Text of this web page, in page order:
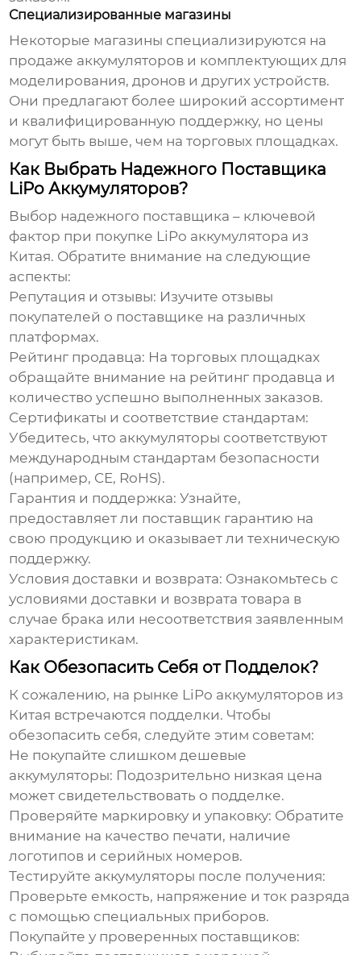
Специализированные магазины
Некоторые магазины специализируются на
продаже аккумуляторов и комплектующих для
моделирования, дронов и других устройств.
Они предлагают более широкий ассортимент
и квалифицированную поддержку, но цены
могут быть выше, чем на торговых площадках.
Как Выбрать Надежного Поставщика
LiPo Аккумуляторов?
Выбор надежного поставщика – ключевой
фактор при покупке LiPo аккумулятора из
Китая. Обратите внимание на следующие
аспекты:
Репутация и отзывы: Изучите отзывы
покупателей о поставщике на различных
платформах.
Рейтинг продавца: На торговых площадках
обращайте внимание на рейтинг продавца и
количество успешно выполненных заказов.
Сертификаты и соответствие стандартам:
Убедитесь, что аккумуляторы соответствуют
международным стандартам безопасности
(например, CE, RoHS).
Гарантия и поддержка: Узнайте,
предоставляет ли поставщик гарантию на
свою продукцию и оказывает ли техническую
поддержку.
Условия доставки и возврата: Ознакомьтесь с
условиями доставки и возврата товара в
случае брака или несоответствия заявленным
характеристикам.
Как Обезопасить Себя от Подделок?
К сожалению, на рынке LiPo аккумуляторов из
Китая встречаются подделки. Чтобы
обезопасить себя, следуйте этим советам:
Не покупайте слишком дешевые
аккумуляторы: Подозрительно низкая цена
может свидетельствовать о подделке.
Проверяйте маркировку и упаковку: Обратите
внимание на качество печати, наличие
логотипов и серийных номеров.
Тестируйте аккумуляторы после получения:
Проверьте емкость, напряжение и ток разряда
с помощью специальных приборов.
Покупайте у проверенных поставщиков: